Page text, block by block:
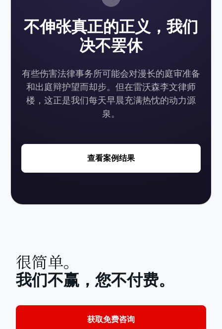
不伸张真正的正义，我们
决不罢休
有些伤害法律事务所可能会对漫长的庭审准备
和出庭辩护望而却步。但在雷沃森李文律师
楼，这正是我们每天早晨充满热忱的动力源
泉。
查看案例结果
很简单。
我们不赢，您不付费。
获取免费咨询